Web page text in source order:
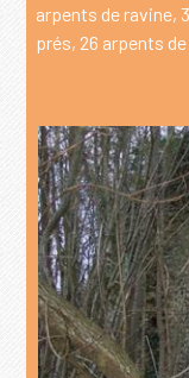
arpents de ravine,
prés, 26 arpents